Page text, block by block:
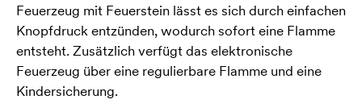
Feuerzeug mit Feuerstein lässt es sich durch einfachen
Knopfdruck entzünden, wodurch sofort eine Flamme
entsteht. Zusätzlich verfügt das elektronische
Feuerzeug über eine regulierbare Flamme und eine
Kindersicherung.